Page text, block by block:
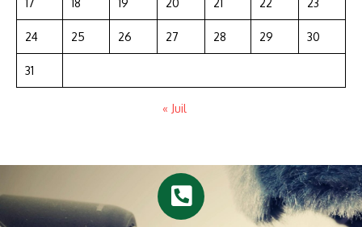
17 18 19 20 21 22 23
24 25 26 27 28 29 30
31
« Juil